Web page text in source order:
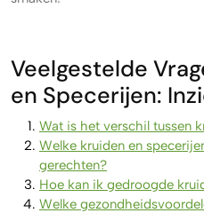
Veelgestelde
en Specerijen:
Wat is het verschil tussen
Welke kruiden en
gerechten?
Hoe kan ik gedroogde
Welke